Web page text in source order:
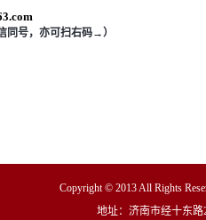
同号，亦可扫右码→）
Copyright © 2013 All Rights
地址：济南市经十东路